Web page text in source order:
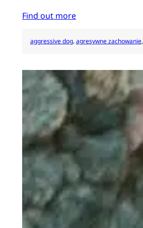
Find out more
aggressive dog, agresywne zachowanie,